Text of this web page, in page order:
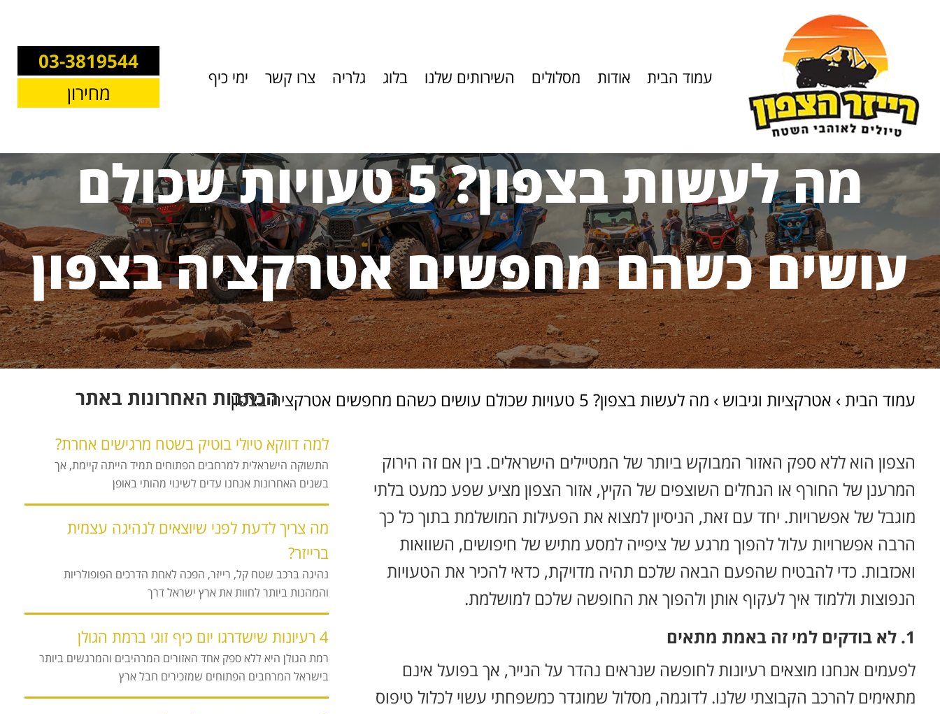
עמוד הבית אודות מסלולים השירותים שלנו בלוג גלריה צרו קשר ימי כיף
03-3819544
מחירון
מה לעשות בצפון? 5 טעויות שכולם
עושים כשהם מחפשים אטרקציה בצפון
עמוד הבית› אטרקציות וגיבוש › מה לעשות בצפון? 5 טעויות שכולם עושים כשהם מחפשים אטרקציה בצפון
הצפון הוא ללא ספק האזור המבוקש ביותר של המטיילים הישראלים. בין אם זה הירוק
המרענן של החורף או הנחלים השוצפים של הקיץ, אזור הצפון מציע שפע כמעט בלתי
מוגבל של אפשרויות. יחד עם זאת, הניסיון למצוא את הפעילות המושלמת בתוך כל כך
הרבה אפשרויות עלול להפוך מרגע של ציפייה למסע מתיש של חיפושים, השוואות
ואכזבות. כדי להבטיח שהפעם הבאה שלכם תהיה מדויקת, כדאי להכיר את הטעויות
הנפוצות וללמוד איך לעקוף אותן ולהפוך את החופשה שלכם למושלמת.
1. לא בודקים למי זה באמת מתאים
לפעמים אנחנו מוצאים רעיונות לחופשה שנראים נהדר על הנייר, אך בפועל אינם
מתאימים להרכב הקבוצתי שלנו. לדוגמה, מסלול שמוגדר כמשפחתי עשוי לכלול טיפוס
הכתבות האחרונות באתר
למה דווקא טיולי בוטיק בשטח מרגישים אחרת?
התשוקה הישראלית למרחבים הפתוחים תמיד הייתה קיימת, אך
בשנים האחרונות אנחנו עדים לשינוי מהותי באופן
מה צריך לדעת לפני שיוצאים לנהיגה עצמית
ברייזר?
נהיגה ברכב שטח קל, רייזר, הפכה לאחת הדרכים הפופולריות
והמהנות ביותר לחוות את ארץ ישראל דרך
4 רעיונות שישדרגו יום כיף זוגי ברמת הגולן
רמת הגולן היא ללא ספק אחד האזורים המרהיבים והמרגשים ביותר
בישראל המרחבים הפתוחים שמזכירים חבל ארץ